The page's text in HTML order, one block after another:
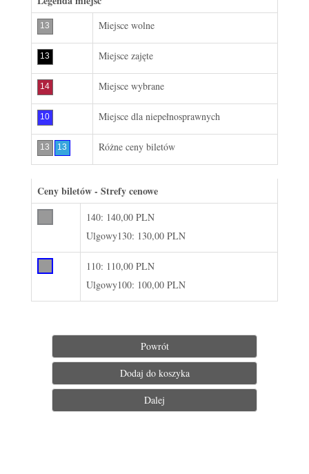
Miejsce wolne
Miejsce zajęte
Miejsce wybrane
Miejsce dla niepełnosprawnych
Różne ceny biletów
Ceny biletów - Strefy cenowe
140: 140,00 PLN
Ulgowy130: 130,00 PLN
110: 110,00 PLN
Ulgowy100: 100,00 PLN
Powrót
Dodaj do koszyka
Dalej